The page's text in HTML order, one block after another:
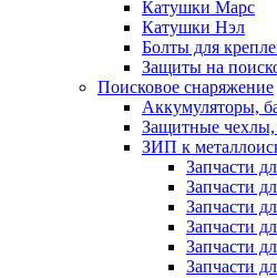
Катушки Марс
Катушки Нэл
Болты для
Защиты на
Поисковое снаряжение
Аккумуляторы,
Защитные чехлы,
ЗИП к
Запчасти
Запчасти
Запчасти
Запчасти
Запчасти
Запчасти